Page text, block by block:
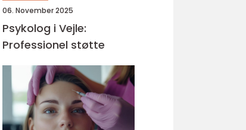
06. November 2025
Psykolog i Vejle:
Professionel støtte